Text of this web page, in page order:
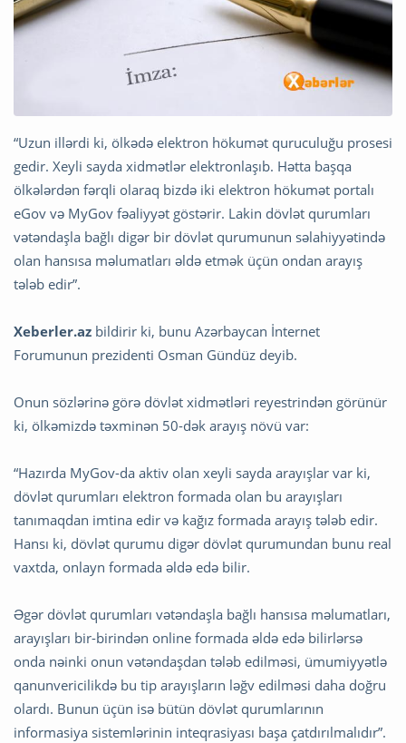
“Uzun illərdi ki, ölkədə elektron hökumət quruculuğu prosesi
gedir. Xeyli sayda xidmətlər elektronlaşıb. Hətta başqa
ölkələrdən fərqli olaraq bizdə iki elektron hökumət portalı
eGov və MyGov fəaliyyət göstərir. Lakin dövlət qurumları
vətəndaşla bağlı digər bir dövlət qurumunun səlahiyyətində
olan hansısa məlumatları əldə etmək üçün ondan arayış
tələb edir”.
Xeberler.az bildirir ki, bunu Azərbaycan İnternet
Forumunun prezidenti Osman Gündüz deyib.
Onun sözlərinə görə dövlət xidmətləri reyestrindən görünür
ki, ölkəmizdə təxminən 50-dək arayış növü var:
“Hazırda MyGov-da aktiv olan xeyli sayda arayışlar var ki,
dövlət qurumları elektron formada olan bu arayışları
tanımaqdan imtina edir və kağız formada arayış tələb edir.
Hansı ki, dövlət qurumu digər dövlət qurumundan bunu real
vaxtda, onlayn formada əldə edə bilir.
Əgər dövlət qurumları vətəndaşla bağlı hansısa məlumatları,
arayışları bir-birindən online formada əldə edə bilirlərsə
onda nəinki onun vətəndaşdan tələb edilməsi, ümumiyyətlə
qanunvericilikdə bu tip arayışların ləğv edilməsi daha doğru
olardı. Bunun üçün isə bütün dövlət qurumlarının
informasiya sistemlərinin inteqrasiyası başa çatdırılmalıdır”.